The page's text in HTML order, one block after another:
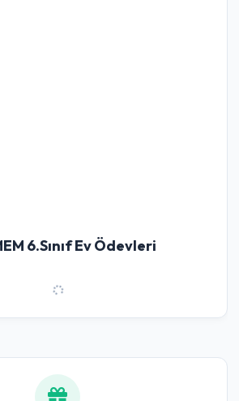
6.Sınıf Ev Ödevleri